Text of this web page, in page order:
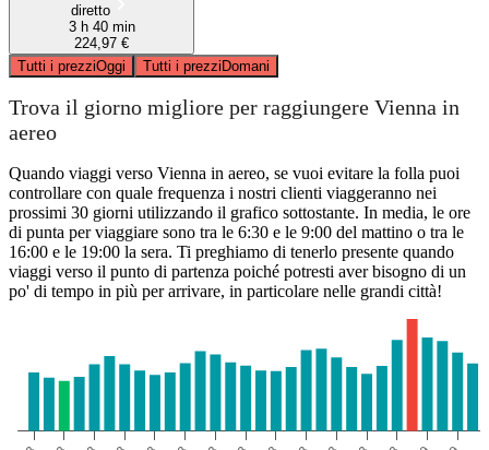
diretto
3 h 40 min
224,97 €
Tutti i prezziOggi Tutti i prezziDomani
Trova il giorno migliore per raggiungere Vienna in
aereo
Quando viaggi verso Vienna in aereo, se vuoi evitare la folla puoi
controllare con quale frequenza i nostri clienti viaggeranno nei
prossimi 30 giorni utilizzando il grafico sottostante. In media, le ore
di punta per viaggiare sono tra le 6:30 e le 9:00 del mattino o tra le
16:00 e le 19:00 la sera. Ti preghiamo di tenerlo presente quando
viaggi verso il punto di partenza poiché potresti aver bisogno di un
po' di tempo in più per arrivare, in particolare nelle grandi città!